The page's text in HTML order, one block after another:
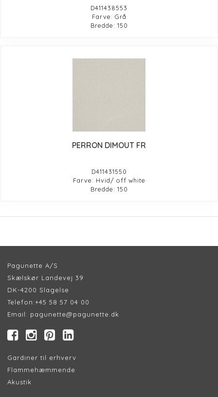
D411438553
Farve: Grå
Bredde: 150
PERRON DIMOUT FR
D411431550
Farve: Hvid/ off white
Bredde: 150
Pagunette A/S
Skælskør Landevej 39
DK-4200 Slagelse
Telefon:+45 58 57 04 00
Email: pagunette@pagunette.dk
Gardiner til erhverv
Flammehæmmende
Akustik